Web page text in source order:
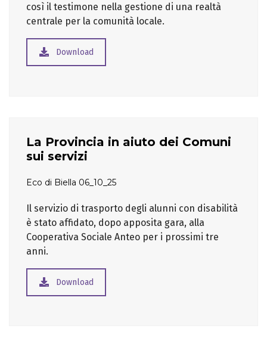
così il testimone nella gestione di una realtà
centrale per la comunità locale.
Download
La Provincia in aiuto dei Comuni
sui servizi
Eco di Biella 06_10_25
Il servizio di trasporto degli alunni con disabilità
è stato affidato, dopo apposita gara, alla
Cooperativa Sociale Anteo per i prossimi tre
anni.
Download